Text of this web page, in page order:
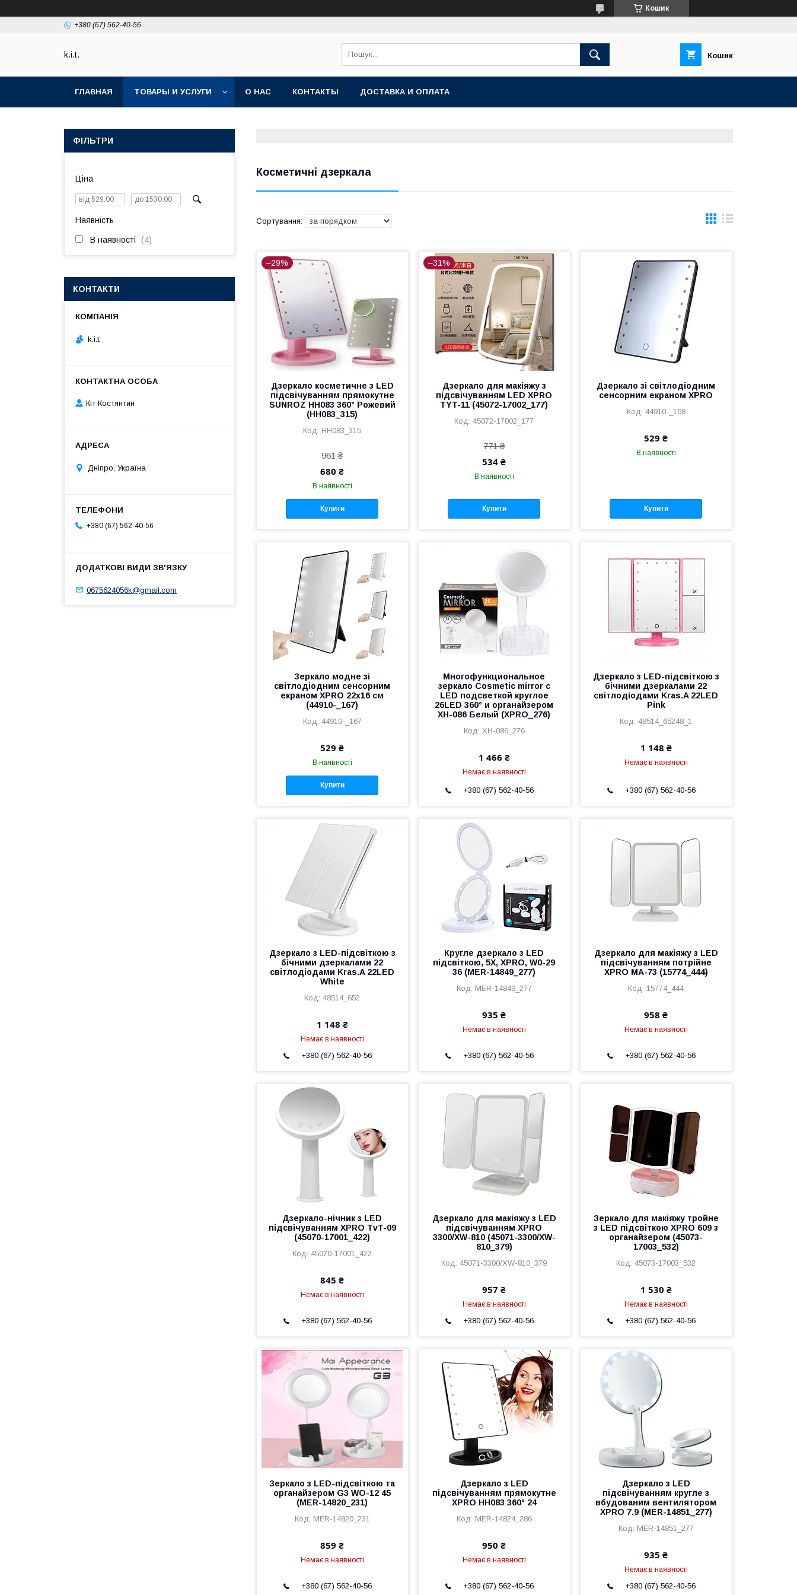
Кошик
+380 (67) 562-40-56
k.i.t. Кошик
ГЛАВНАЯ ТОВАРЫ И УСЛУГИ О НАС КОНТАКТЫ ДОСТАВКА И ОПЛАТА
Косметичні дзеркала
–29%
Дзеркало косметичне з LED
підсвічуванням прямокутне
SUNROZ HH083 360° Рожевий
(HH083_315)
HH083_315
961 ₴
680 ₴
В наявності
Купити
–31%
Дзеркало для макіяжу з
підсвічуванням LED XPRO
TYT-11 (45072-17002_177)
45072-17002_177
771 ₴
534 ₴
В наявності
Купити
Дзеркало зі світлодіодним
сенсорним екраном XPRO
44910-_168
529 ₴
В наявності
Купити
Зеркало модне зі
світлодіодним сенсорним
екраном XPRO 22x16 см
(44910-_167)
44910-_167
529 ₴
В наявності
Купити
Многофункциональное
зеркало Cosmetic mirror с
LED подсветкой круглое
26LED 360° и органайзером
XH-086 Белый (XPRO_276)
XH-086_276
1 466 ₴
Немає в наявності
+380 (67) 562-40-56
Дзеркало з LED-підсвіткою з
бічними дзеркалами 22
світлодіодами Kras.A 22LED
Pink
48514_65248_1
1 148 ₴
Немає в наявності
+380 (67) 562-40-56
Дзеркало з LED-підсвіткою з
бічними дзеркалами 22
світлодіодами Kras.A 22LED
White
48514_652
1 148 ₴
Немає в наявності
+380 (67) 562-40-56
Кругле дзеркало з LED
підсвіткою, 5X, XPRO, W0-29
36 (MER-14849_277)
MER-14849_277
935 ₴
Немає в наявності
+380 (67) 562-40-56
Дзеркало для макіяжу з LED
підсвічуванням потрійне
XPRO MA-73 (15774_444)
15774_444
958 ₴
Немає в наявності
+380 (67) 562-40-56
Дзеркало-нічник з LED
підсвічуванням XPRO TvT-09
(45070-17001_422)
45070-17001_422
845 ₴
Немає в наявності
+380 (67) 562-40-56
Дзеркало для макіяжу з LED
підсвічуванням XPRO
3300/XW-810 (45071-3300/XW-
810_379)
45071-3300/XW-810_379
957 ₴
Немає в наявності
+380 (67) 562-40-56
Зеркало для макіяжу тройне
з LED підсвіткою XPRO 609 з
органайзером (45073-
17003_532)
45073-17003_532
1 530 ₴
Немає в наявності
+380 (67) 562-40-56
Зеркало з LED-підсвіткою та
органайзером G3 WO-12 45
(MER-14820_231)
MER-14820_231
859 ₴
Немає в наявності
+380 (67) 562-40-56
Дзеркало з LED
підсвічуванням прямокутне
XPRO HH083 360° 24
MER-14824_286
950 ₴
Немає в наявності
+380 (67) 562-40-56
Дзеркало з LED
підсвічуванням кругле з
вбудованим вентилятором
XPRO 7.9 (MER-14851_277)
MER-14851_277
935 ₴
Немає в наявності
+380 (67) 562-40-56
ФІЛЬТРИ
Ціна
Наявність
В наявності 4
КОНТАКТИ
k.i.t.
Кіт Костянтин
Дніпро, Україна
+380 (67) 562-40-56
0675624056k@gmail.com